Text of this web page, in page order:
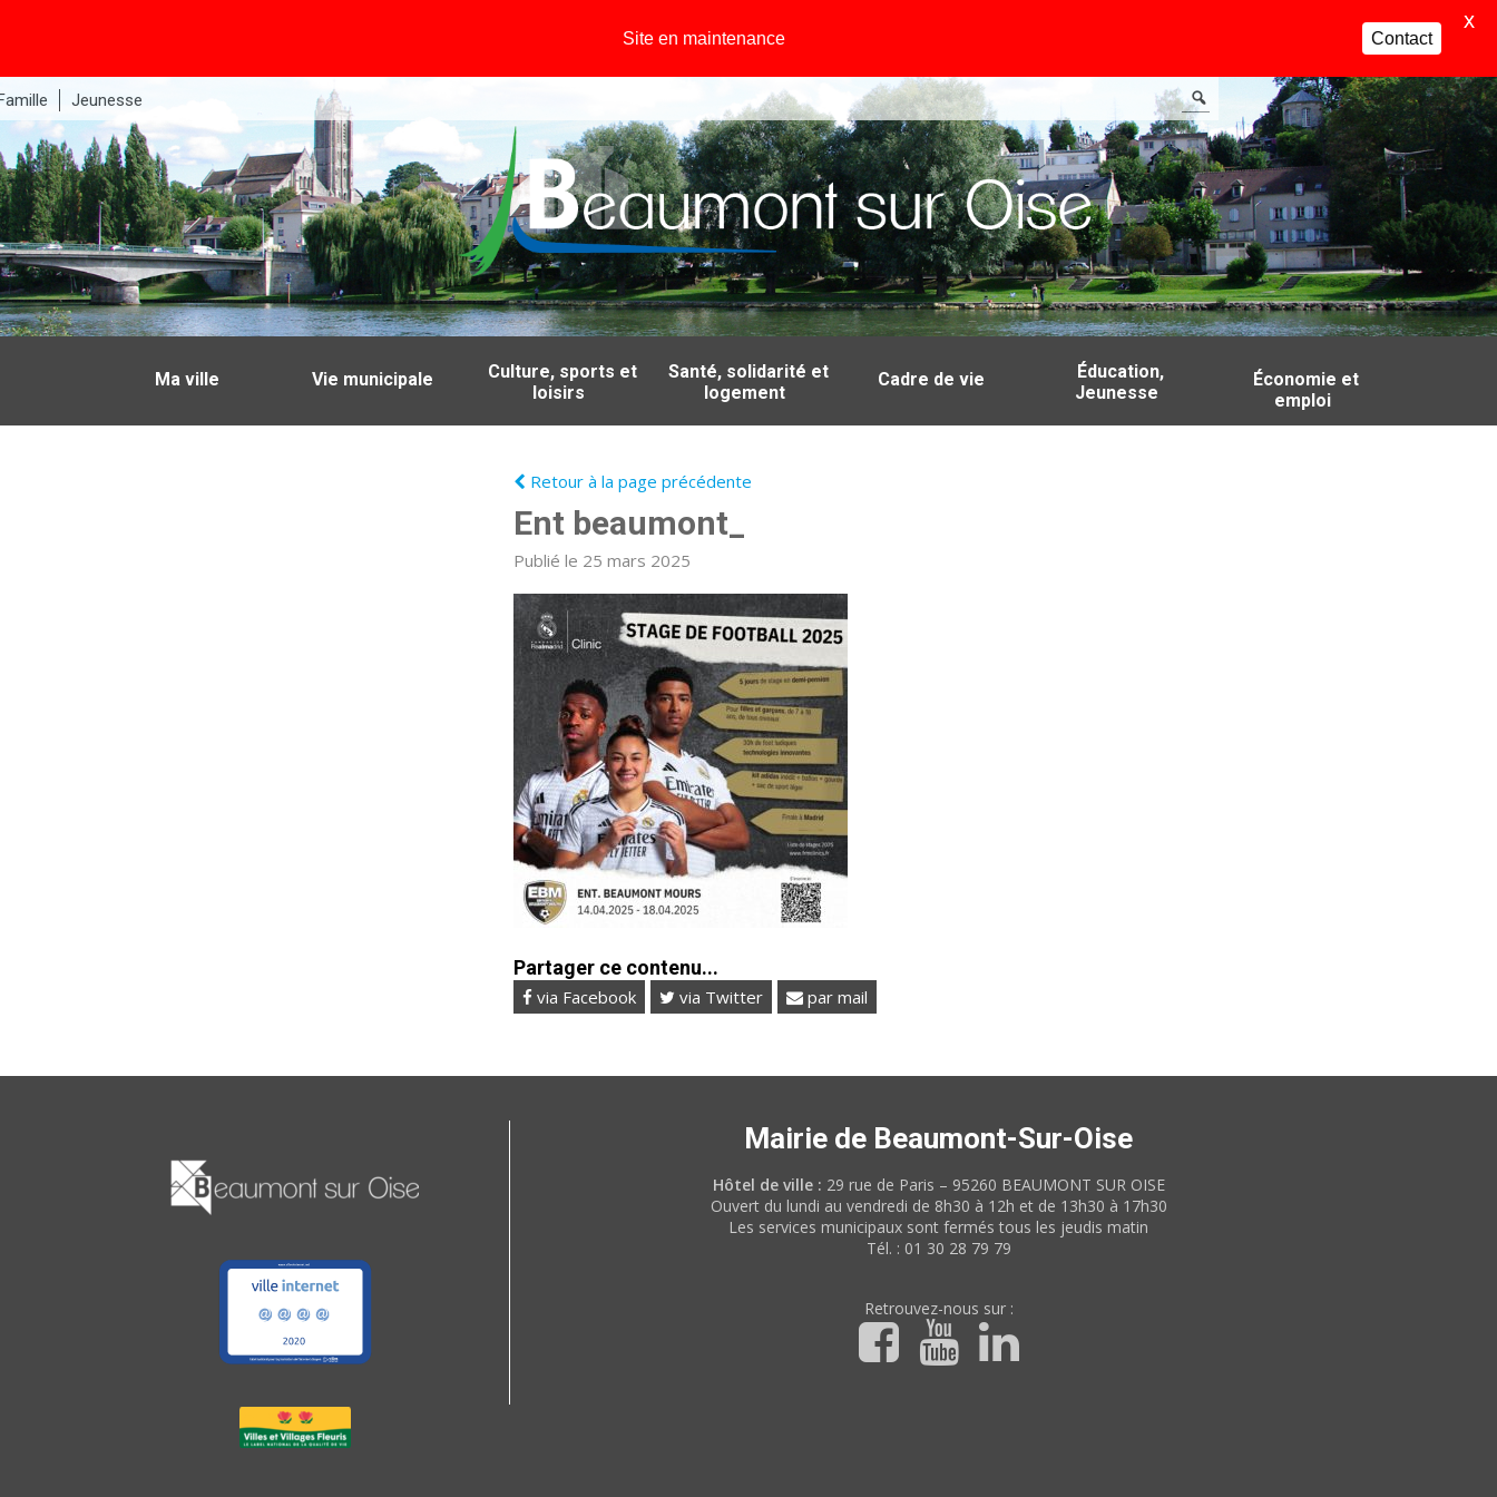
Jeunesse
Ma ville Vie municipale
Culture, sports et
loisirs
Santé, solidarité et
logement
Cadre de vie
Éducation,
Jeunesse
Économie et
emploi
Retour à la page précédente
Ent beaumont_
Publié le 25 mars 2025
Partager ce contenu...
via Facebook via Twitter par mail
Mairie de Beaumont-Sur-Oise
Hôtel de ville : 29 rue de Paris – 95260 BEAUMONT SUR OISE
Ouvert du lundi au vendredi de 8h30 à 12h et de 13h30 à 17h30
Les services municipaux sont fermés tous les jeudis matin
Tél. : 01 30 28 79 79
Retrouvez-nous sur :
Site en maintenance Contact
X